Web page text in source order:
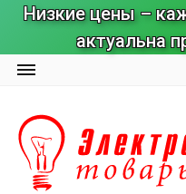
Низкие цены –
актуальна